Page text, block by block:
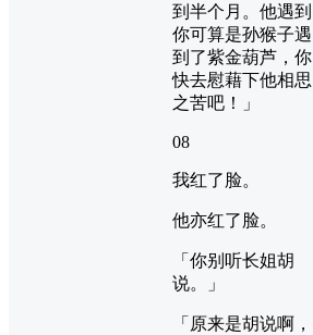
到半个月。他遇到
你可算是孙猴子遇
到了紫金葫芦，你
快去慰藉下他相思
之苦吧！」
08
我红了脸。
他亦红了脸。
「你别听长姐胡
说。」
「原来是胡说啊，